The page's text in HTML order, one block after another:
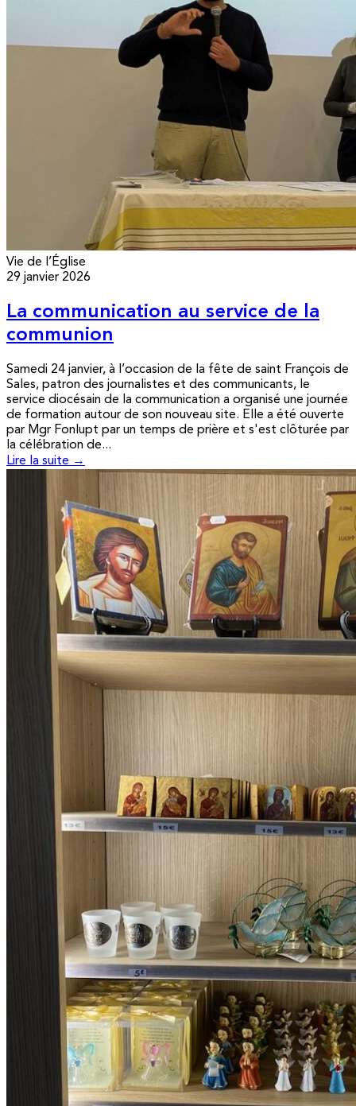
Vie de l’Église
29 janvier 2026
La communication au service de la
communion
Samedi 24 janvier, à l’occasion de la fête de saint François de
Sales, patron des journalistes et des communicants, le
service diocésain de la communication a organisé une journée
de formation autour de son nouveau site. Elle a été ouverte
par Mgr Fonlupt par un temps de prière et s'est clôturée par
la célébration de...
Lire la suite →